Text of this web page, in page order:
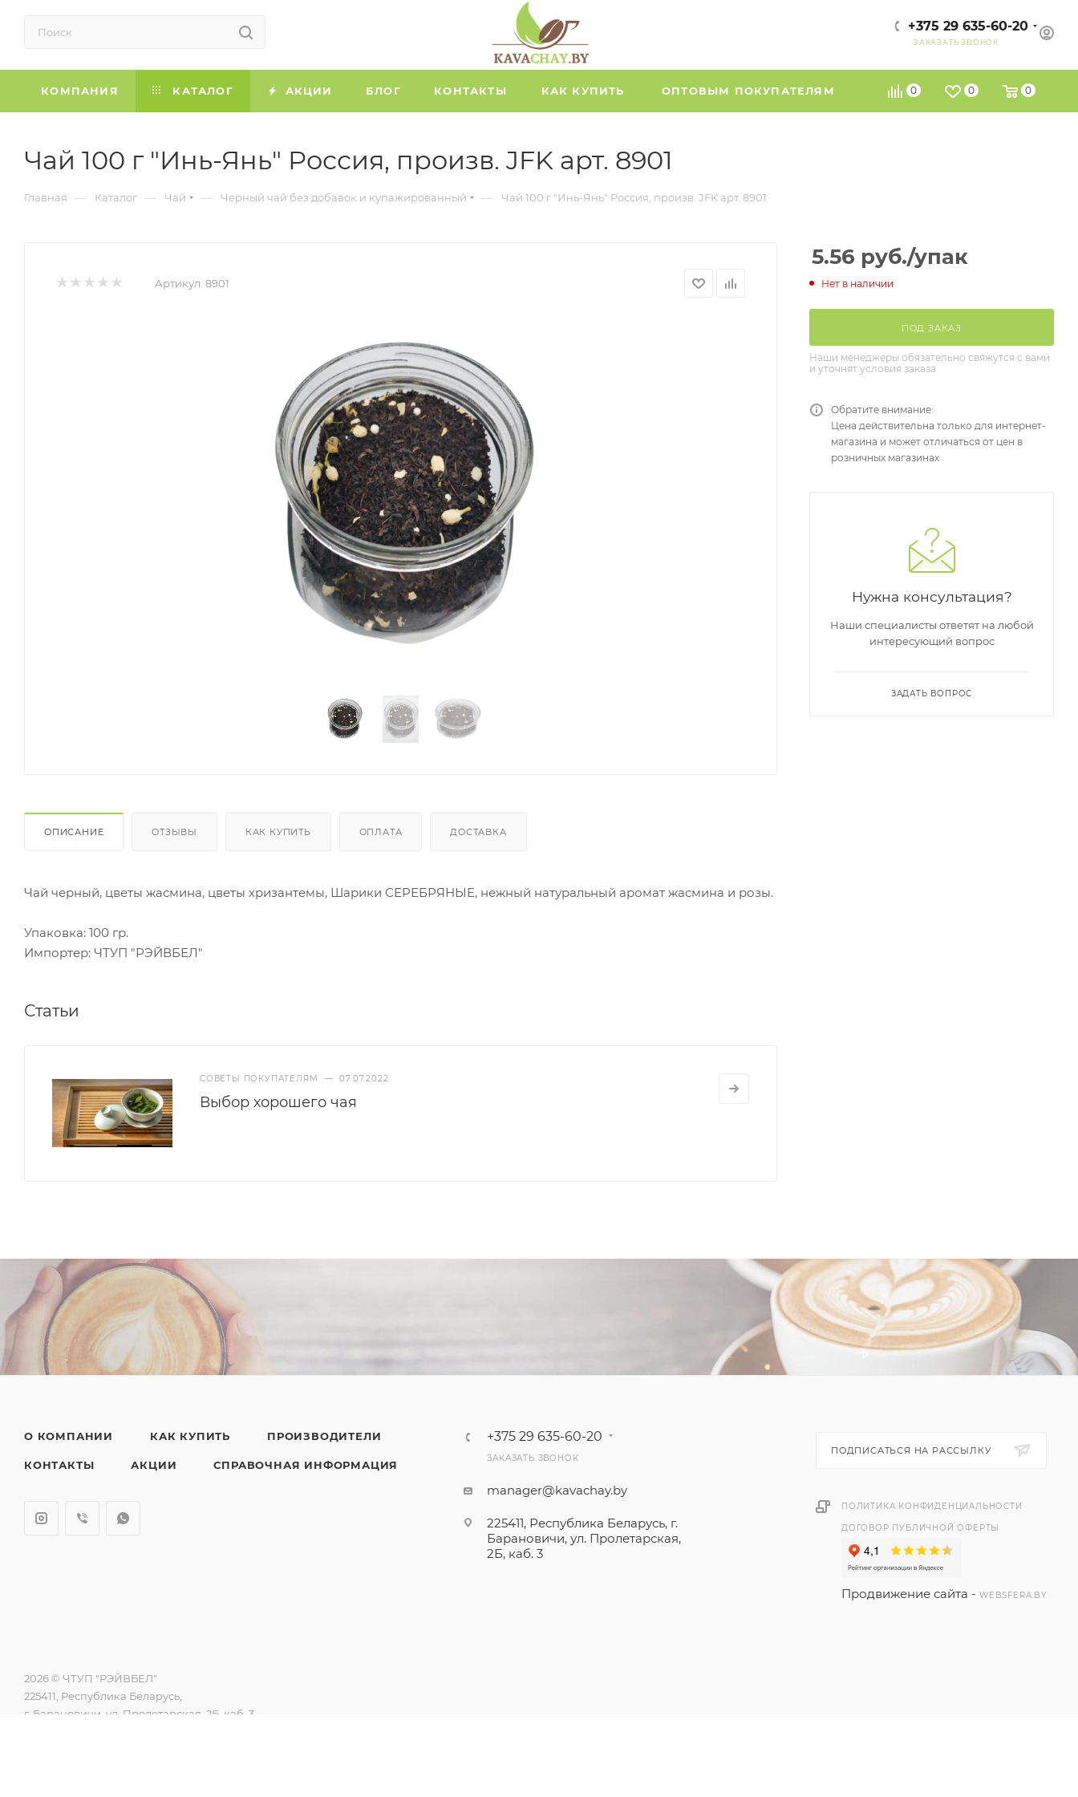
+375 29 635-60-20
ЗАКАЗАТЬ ЗВОНОК
0 0 0
КОМПАНИЯ КАТАЛОГ АКЦИИ БЛОГ КОНТАКТЫ КАК КУПИТЬ ОПТОВЫМ ПОКУПАТЕЛЯМ
Чай 100 г "Инь-Янь" Россия, произв. JFK арт. 8901
Главная — Каталог — Чай — Черный чай без добавок и купажированный — Чай 100 г "Инь-Янь" Россия, произв. JFK арт. 8901
Артикул: 8901
ОПИСАНИЕ ОТЗЫВЫ КАК КУПИТЬ ОПЛАТА ДОСТАВКА
Чай черный, цветы жасмина, цветы хризантемы, Шарики СЕРЕБРЯНЫЕ, нежный натуральный аромат жасмина и розы.
Упаковка: 100 гр.
Импортер: ЧТУП "РЭЙВБЕЛ"
Статьи
СОВЕТЫ ПОКУПАТЕЛЯМ — 07.07.2022
Выбор хорошего чая
5.56 руб./упак
Нет в наличии
ПОД ЗАКАЗ
Наши менеджеры обязательно свяжутся с вами
и уточнят условия заказа
Обратите внимание:
Цена действительна только для интернет-
магазина и может отличаться от цен в
розничных магазинах
Нужна консультация?
Наши специалисты ответят на любой
интересующий вопрос
ЗАДАТЬ ВОПРОС
О КОМПАНИИ КАК КУПИТЬ ПРОИЗВОДИТЕЛИ
КОНТАКТЫ АКЦИИ СПРАВОЧНАЯ ИНФОРМАЦИЯ
+375 29 635-60-20
ЗАКАЗАТЬ ЗВОНОК
manager@kavachay.by
225411, Республика Беларусь, г.
Барановичи, ул. Пролетарская,
2Б, каб. 3
ПОДПИСАТЬСЯ НА РАССЫЛКУ
ПОЛИТИКА КОНФИДЕНЦИАЛЬНОСТИ
ДОГОВОР ПУБЛИЧНОЙ ОФЕРТЫ
Продвижение сайта - WEBSFERA.BY
2026 © ЧТУП "РЭЙВБЕЛ"
225411, Республика Беларусь,
г. Барановичи, ул. Пролетарская, 2Б, каб. 3